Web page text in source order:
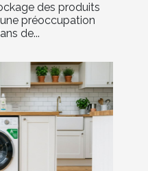
des produits
préoccupation
de...